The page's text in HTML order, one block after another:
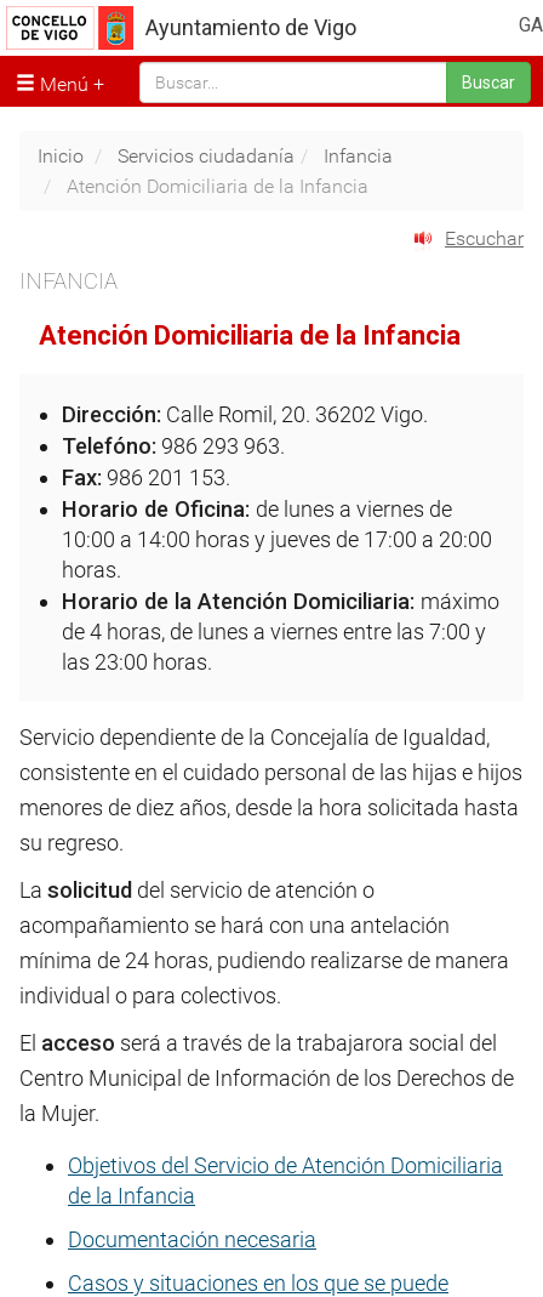
GA
Ayuntamiento de Vigo
Menú Buscar
Inicio Servicios ciudadanía
Infancia
Atención Domiciliaria de la Infancia
Escuchar
INFANCIA
Atención Domiciliaria de la Infancia
Dirección: Calle Romil, 20. 36202 Vigo.
Telefóno: 986 293 963.
Fax: 986 201 153.
Horario de Oficina: de lunes a viernes de
10:00 a 14:00 horas y jueves de 17:00 a 20:00
horas.
Horario de la Atención Domiciliaria: máximo
de 4 horas, de lunes a viernes entre las 7:00 y
las 23:00 horas.
Servicio dependiente de la Concejalía de Igualdad,
consistente en el cuidado personal de las hijas e hijos
menores de diez años, desde la hora solicitada hasta
su regreso.
La solicitud del servicio de atención o
acompañamiento se hará con una antelación
mínima de 24 horas, pudiendo realizarse de manera
individual o para colectivos.
El acceso será a través de la trabajarora social del
Centro Municipal de Información de los Derechos de
la Mujer.
Objetivos del Servicio de Atención Domiciliaria
de la Infancia
Documentación necesaria
Casos y situaciones en los que se puede